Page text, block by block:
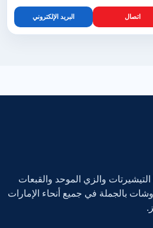
اتصال البريد الإلكتروني
تورّد أورينت يونيفورمز FZE التيشيرتات والزي الموحد والقبعات
بالجملة في جميع أنحاء الإمارات